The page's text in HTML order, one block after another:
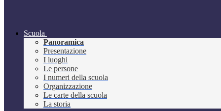
Scuola
Panoramica
Presentazione
I luoghi
Le persone
I numeri della scuola
Organizzazione
Le carte della scuola
La storia